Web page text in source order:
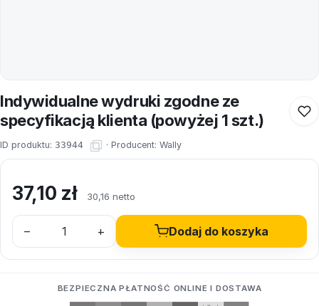
Indywidualne wydruki zgodne ze
specyfikacją klienta (powyżej 1 szt.)
ID produktu: 33944 · Producent: Wally
37,10 zł 30,16 netto
– + Dodaj do koszyka
BEZPIECZNA PŁATNOŚĆ ONLINE I DOSTAWA